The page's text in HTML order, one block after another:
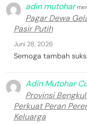
adin mutohar
Pagar Dewa
Pasir Putih
Juni 28, 2026
Semoga tambah
Adin Mutohar
Provinsi
Perkuat Peran
Keluarga